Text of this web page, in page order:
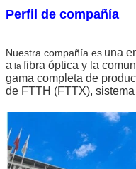
Perfil de compañía
Nuestra compañía es una
a la fibra óptica y la
gama completa de
de FTTH (FTTX),